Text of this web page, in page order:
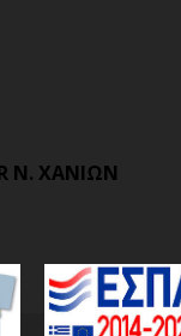
Ν. ΧΑΝΙΩΝ